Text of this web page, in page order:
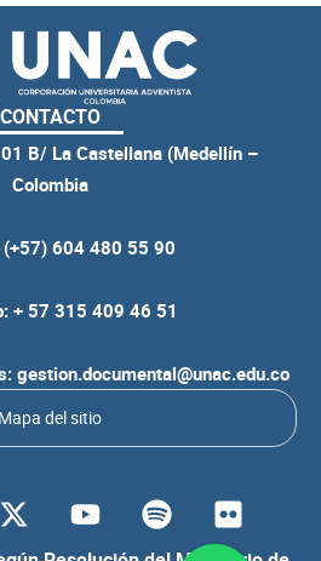
CONTACTO
B/ La Castellana (Medellín –
Colombia
(+57) 604 480 55 90
+ 57 315 409 46 51
gestion.documental@unac.edu.co
Mapa del sitio
Y
o
S
p
F
l